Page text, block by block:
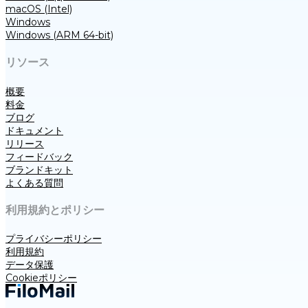
macOS (Intel)
Windows
Windows (ARM 64-bit)
リソース
概要
料金
ブログ
ドキュメント
リリース
フィードバック
ブランドキット
よくある質問
利用規約とポリシー
プライバシーポリシー
利用規約
データ保護
Cookieポリシー